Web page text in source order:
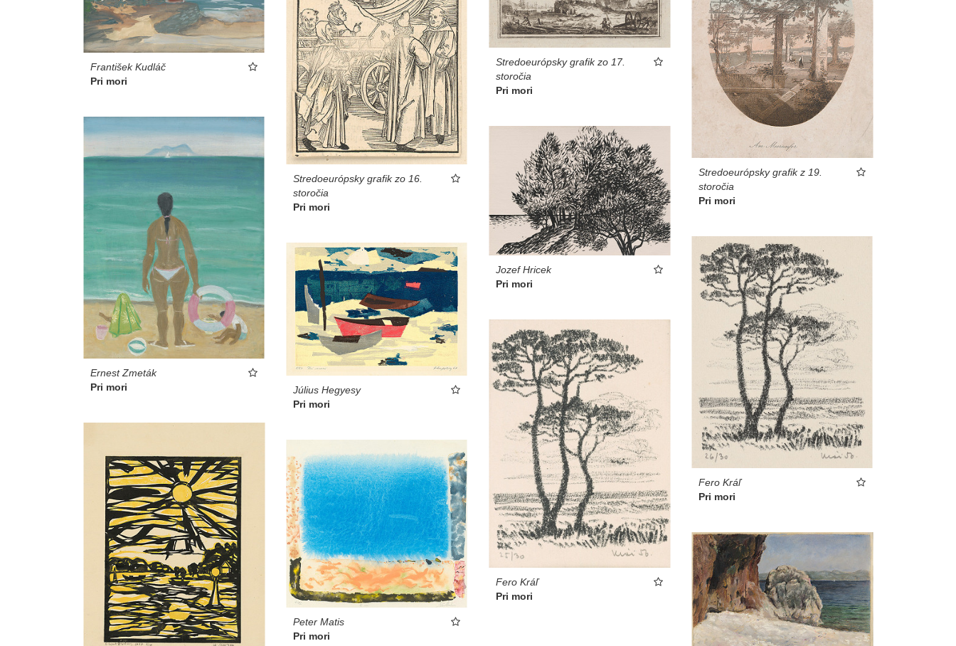
František Kudláč
Pri mori
Stredoeurópsky grafik zo 16.
storočia
Pri mori
Stredoeurópsky grafik zo 17.
storočia
Pri mori
Stredoeurópsky grafik z 19.
storočia
Pri mori
Ernest Zmeták
Pri mori
Jozef Hricek
Pri mori
Fero Kráľ
Pri mori
Július Hegyesy
Pri mori
Fero Kráľ
Pri mori
Peter Matis
Pri mori